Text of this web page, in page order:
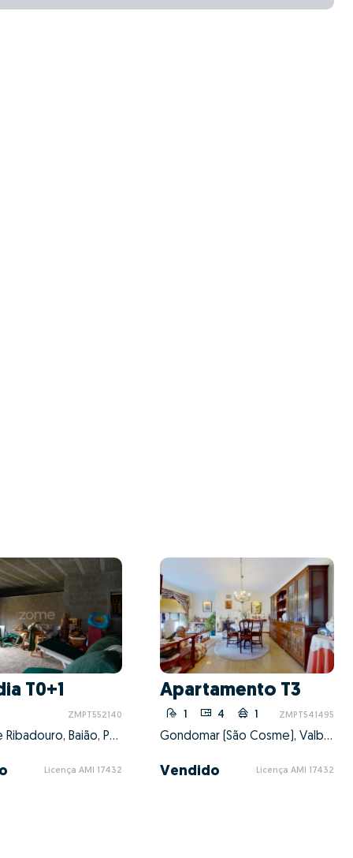
T0+1
ZMPT552140
Ancede e Ribadouro, Baião, Porto
Licença AMI 17432
Apartamento T3
1 4 1 ZMPT541495
Gondomar (São Cosme), Valbom e Jovim, Gondomar, Porto
Vendido Licença AMI 17432